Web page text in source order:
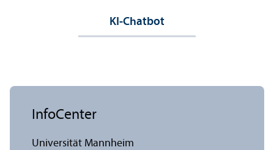
KI-Chatbot
InfoCenter
Universität Mannheim